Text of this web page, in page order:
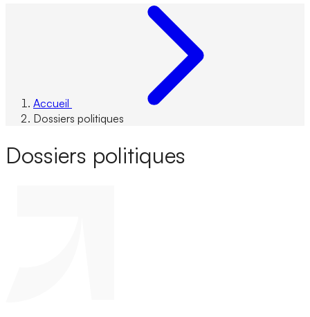
Accueil
Dossiers politiques
Dossiers politiques